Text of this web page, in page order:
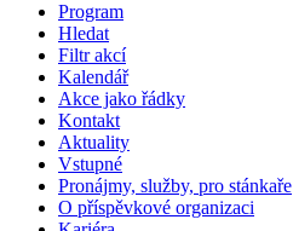
Program
Hledat
Filtr akcí
Kalendář
Akce jako řádky
Kontakt
Aktuality
Vstupné
Pronájmy, služby, pro stánkaře
O příspěvkové organizaci